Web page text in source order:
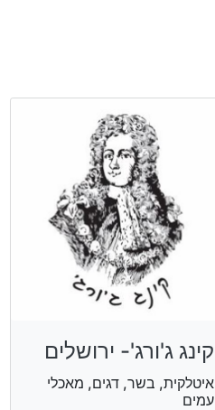
קינג ג'ורג'- ירושלים
איטלקית, בשר, דגים, מאכלי
עמים